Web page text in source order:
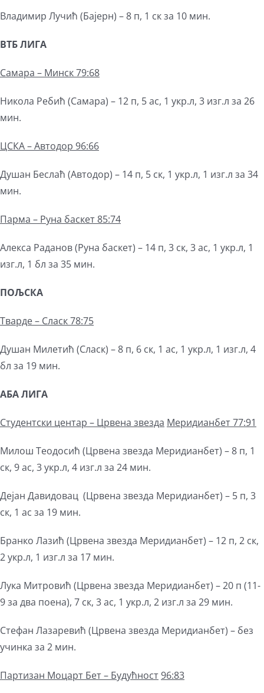
Владимир Лучић (Бајерн) – 8 п, 1 ск за 10 мин.
ВТБ ЛИГА
Самара – Минск 79:68
Никола Ребић (Самара) – 12 п, 5 ас, 1 укр.л, 3 изг.л за 26
мин.
ЦСКА – Автодор 96:66
Душан Беслаћ (Автодор) – 14 п, 5 ск, 1 укр.л, 1 изг.л за 34
мин.
Парма – Руна баскет 85:74
Алекса Раданов (Руна баскет) – 14 п, 3 ск, 3 ас, 1 укр.л, 1
изг.л, 1 бл за 35 мин.
ПОЉСКА
Тварде – Сласк 78:75
Душан Милетић (Сласк) – 8 п, 6 ск, 1 ас, 1 укр.л, 1 изг.л, 4
бл за 19 мин.
АБА ЛИГА
Студентски центар – Црвена звезда Меридианбет 77:91
Милош Теодосић (Црвена звезда Меридианбет) – 8 п, 1
ск, 9 ас, 3 укр.л, 4 изг.л за 24 мин.
Дејан Давидовац (Црвена звезда Меридианбет) – 5 п, 3
ск, 1 ас за 19 мин.
Бранко Лазић (Црвена звезда Меридианбет) – 12 п, 2 ск,
2 укр.л, 1 изг.л за 17 мин.
Лука Митровић (Црвена звезда Меридианбет) – 20 п (11-
9 за два поена), 7 ск, 3 ас, 1 укр.л, 2 изг.л за 29 мин.
Стефан Лазаревић (Црвена звезда Меридианбет) – без
учинка за 2 мин.
Партизан Моцарт Бет– Будућност96:83